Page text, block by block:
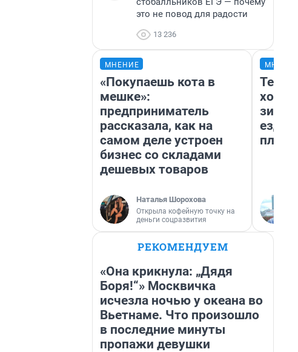
это не повод для радости
13 236
МНЕНИЕ
«Покупаешь кота в
мешке»:
предприниматель
рассказала, как на
самом деле устроен
бизнес со складами
дешевых товаров
Наталья Шорохова
Открыла кофейную точку на
деньги соцразвития
ездит
РЕКОМЕНДУЕМ
«Она крикнула: „Дядя
Боря!“» Москвичка
исчезла ночью у океана во
Вьетнаме. Что произошло
в последние минуты
пропажи девушки